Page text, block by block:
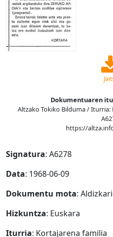
Dokumentuaren
Altzako Tokiko Bilduma /
https://
Signatura: A6278
Data: 1968-06-09
Dokumentu mota:
Hizkuntza: Euskara
Iturria: Kortajarena familia